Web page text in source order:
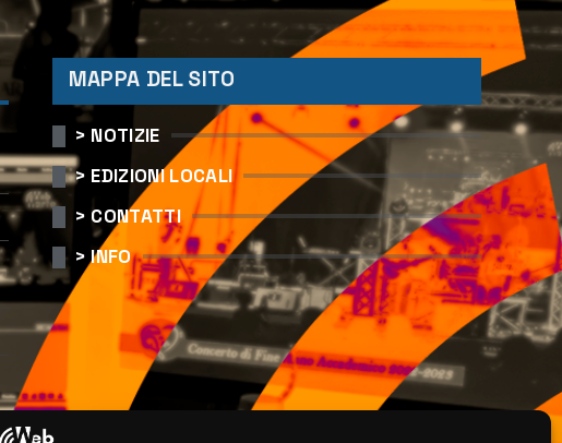
MAPPA DEL SITO
> NOTIZIE
> EDIZIONI LOCALI
> CONTATTI
> INFO